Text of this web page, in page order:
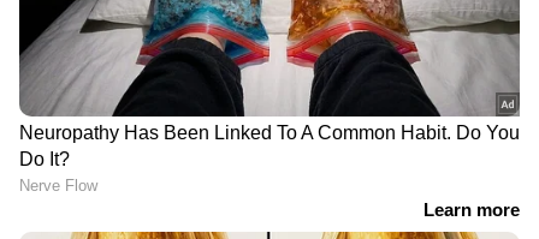
രവിചന്ദ്രനും ചിത്രത്തിനായി ആലപിച്ച ഒരു
ഗാനം യുവൻ ശങ്കര്‍ രാജയുടെ സംഗീത
സംവിധാനത്തില്‍ റിലീസിന് മുന്നേ ഒരു വലിയ
ഹിറ്റായി മാറിയിരുന്നു.
RECOMMENDED STORIES